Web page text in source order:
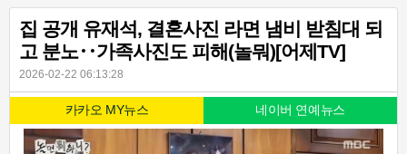
집 공개 유재석, 결혼사진 라면 냄비 받침대 되
고 분노‥가족사진도 피해(놀뭐)[어제TV]
2026-02-22 06:13:28
카카오 MY뉴스 네이버 연예뉴스